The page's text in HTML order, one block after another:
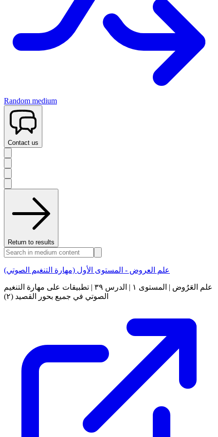
Random medium
Contact us
Return to results
علم العروض - المستوى الأول (مهارة التنغيم الصوتي)
علم العَرُوض | المستوى ١ | الدرس ٣٩ | تطبيقات على مهارة التنغيم
الصوتي في جميع بحور القصيد (٢)